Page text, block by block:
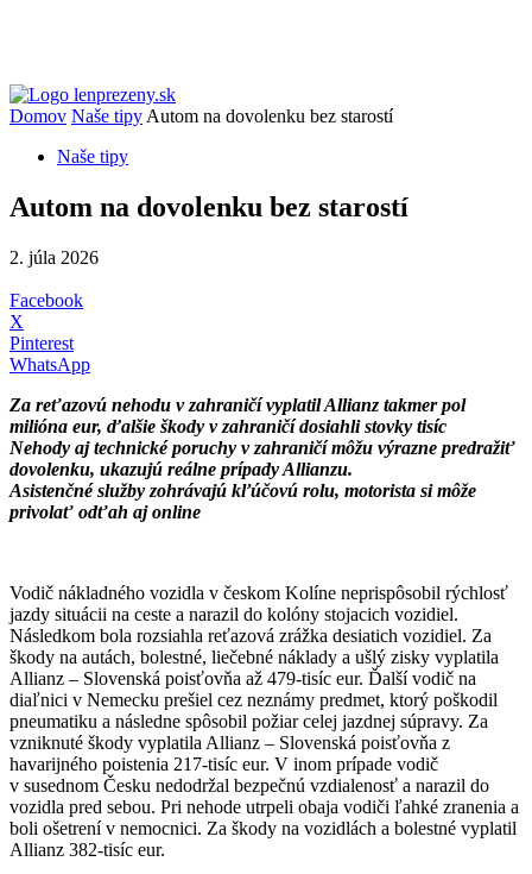
Domov Naše tipy Autom na dovolenku bez starostí
Naše tipy
Autom na dovolenku bez starostí
2. júla 2026
Facebook
X
Pinterest
WhatsApp
Za reťazovú nehodu v zahraničí vyplatil Allianz takmer pol
milióna eur, ďalšie škody v zahraničí dosiahli stovky tisíc
Nehody aj technické poruchy v zahraničí môžu výrazne predražiť
dovolenku, ukazujú reálne prípady Allianzu.
Asistenčné služby zohrávajú kľúčovú rolu, motorista si môže
privolať odťah aj online
Vodič nákladného vozidla v českom Kolíne neprispôsobil rýchlosť
jazdy situácii na ceste a narazil do kolóny stojacich vozidiel.
Následkom bola rozsiahla reťazová zrážka desiatich vozidiel. Za
škody na autách, bolestné, liečebné náklady a ušlý zisky vyplatila
Allianz – Slovenská poisťovňa až 479-tisíc eur. Ďalší vodič na
diaľnici v Nemecku prešiel cez neznámy predmet, ktorý poškodil
pneumatiku a následne spôsobil požiar celej jazdnej súpravy. Za
vzniknuté škody vyplatila Allianz – Slovenská poisťovňa z
havarijného poistenia 217-tisíc eur. V inom prípade vodič
v susednom Česku nedodržal bezpečnú vzdialenosť a narazil do
vozidla pred sebou. Pri nehode utrpeli obaja vodiči ľahké zranenia a
boli ošetrení v nemocnici. Za škody na vozidlách a bolestné vyplatil
Allianz 382-tisíc eur.